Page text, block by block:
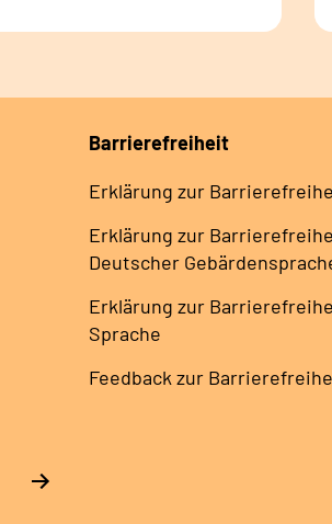
Barrierefreiheit
Erklärung zur
Erklärung zur
Deutscher
Erklärung zur
Sprache
Feedback zur